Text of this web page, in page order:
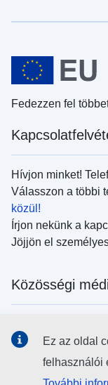
Fedezzen fel
Hívjon minket!
Válasszon a többi
közül!
Írjon nekünk a
Jöjjön el
Közösségi
Uniós
Ez az oldal
felhasználói